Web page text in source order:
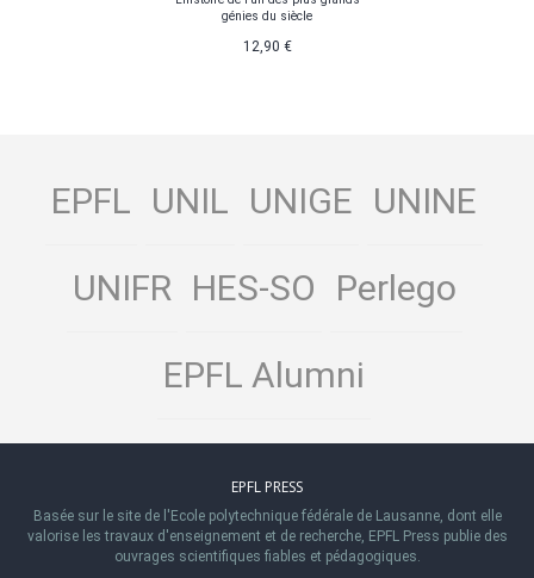
génies du siècle
12,90 €
EPFL UNIL UNIGE UNINE
UNIFR HES-SO Perlego
EPFL Alumni
EPFL PRESS
Basée sur le site de l'Ecole polytechnique fédérale de Lausanne, dont elle
valorise les travaux d'enseignement et de recherche, EPFL Press publie des
ouvrages scientifiques fiables et pédagogiques.